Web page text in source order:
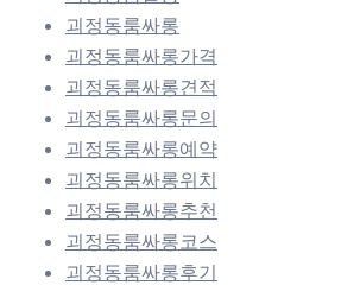
괴정동룸싸롱
괴정동룸싸롱가격
괴정동룸싸롱견적
괴정동룸싸롱문의
괴정동룸싸롱예약
괴정동룸싸롱위치
괴정동룸싸롱추천
괴정동룸싸롱코스
괴정동룸싸롱후기